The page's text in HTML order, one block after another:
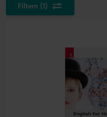
Filtern (1)